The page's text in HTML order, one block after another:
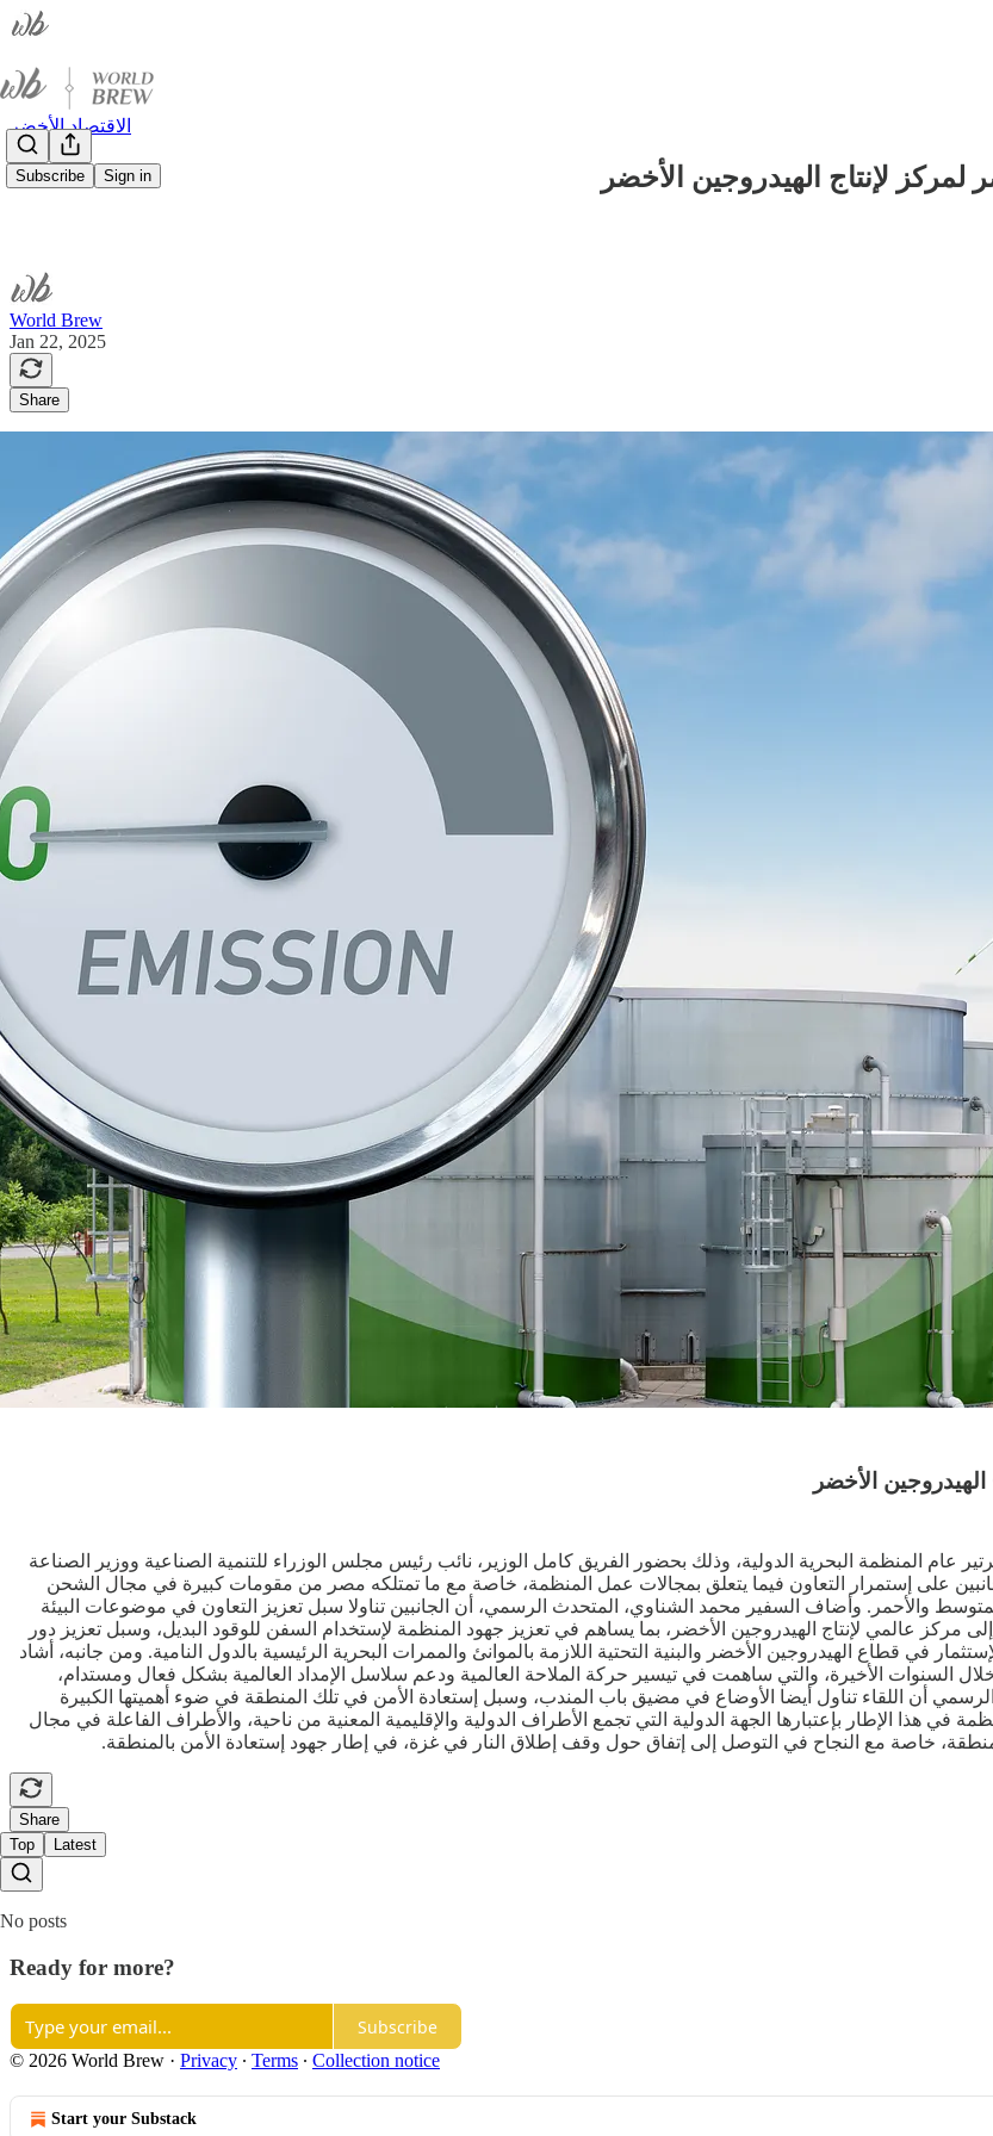
Subscribe Sign in
الاقتصاد الأخضر
لإنتاج الهيدروجين الأخضر
World Brew
Jan 22, 2025
Share
الأخضر
عام المنظمة البحرية الدولية، وذلك بحضور الفريق كامل الوزير، نائب رئيس مجلس الوزراء للتنمية الصناعية ووزير الصناعة
على إستمرار التعاون فيما يتعلق بمجالات عمل المنظمة، خاصة مع ما تمتلكه مصر من مقومات كبيرة في مجال الشحن
والأحمر. وأضاف السفير محمد الشناوي، المتحدث الرسمي، أن الجانبين تناولا سبل تعزيز التعاون في موضوعات البيئة
مركز عالمي لإنتاج الهيدروجين الأخضر، بما يساهم في تعزيز جهود المنظمة لإستخدام السفن للوقود البديل، وسبل تعزيز دور
في قطاع الهيدروجين الأخضر والبنية التحتية اللازمة بالموانئ والممرات البحرية الرئيسية بالدول النامية. ومن جانبه، أشاد
السنوات الأخيرة، والتي ساهمت في تيسير حركة الملاحة العالمية ودعم سلاسل الإمداد العالمية بشكل فعال ومستدام،
أن اللقاء تناول أيضا الأوضاع في مضيق باب المندب، وسبل إستعادة الأمن في تلك المنطقة في ضوء أهميتها الكبيرة
في هذا الإطار بإعتبارها الجهة الدولية التي تجمع الأطراف الدولية والإقليمية المعنية من ناحية، والأطراف الفاعلة في مجال
خاصة مع النجاح في التوصل إلى إتفاق حول وقف إطلاق النار في غزة، في إطار جهود إستعادة الأمن بالمنطقة.
Share
Top
Latest
No posts
Ready for more?
Subscribe
© 2026 World Brew · Privacy ∙ Terms ∙ Collection notice
Start your Substack